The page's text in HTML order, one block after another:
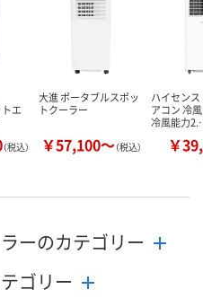
エ
（税込）
大進 ポータブルスポッ
トクーラー
￥57,100～（税込）
ハイセン
アコン 冷風
冷風能力
￥
ーのカテゴリー
ゴリー